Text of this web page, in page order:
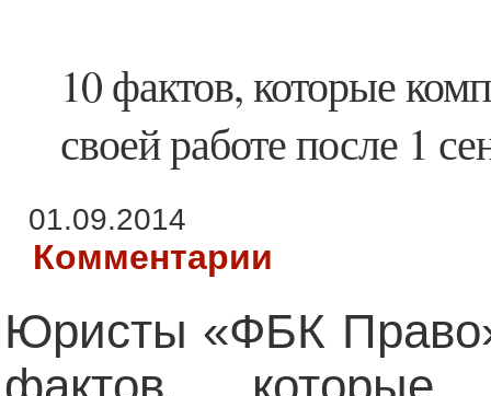
10 фактов, которые
своей работе после 1
01.09.2014
Комментарии
Юристы «ФБК
фактов, которые